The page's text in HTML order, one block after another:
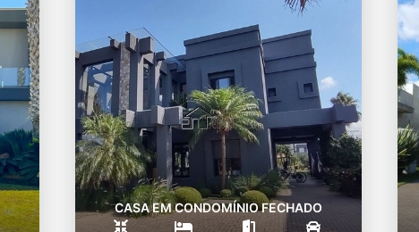
CASA EM CONDOMÍNIO FECHADO